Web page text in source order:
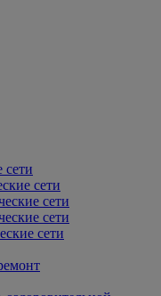
сети
сети
сети
сети
сети